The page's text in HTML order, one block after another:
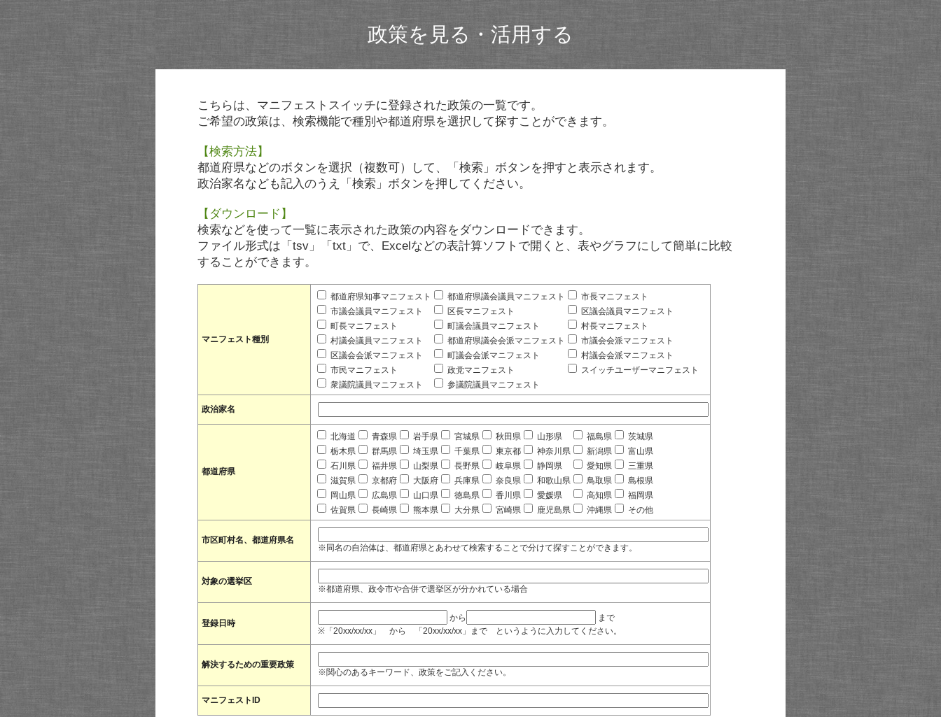
政策を見る・活用する
こちらは、マニフェストスイッチに登録された政策の一覧です。
ご希望の政策は、検索機能で種別や都道府県を選択して探すことができます。
【検索方法】
都道府県などのボタンを選択（複数可）して、「検索」ボタンを押すと表示されます。
政治家名なども記入のうえ「検索」ボタンを押してください。
【ダウンロード】
検索などを使って一覧に表示された政策の内容をダウンロードできます。
ファイル形式は「tsv」「txt」で、Excelなどの表計算ソフトで開くと、表やグラフにして簡単に比較
することができます。
マニフェスト種別
都道府県知事マニフェスト 都道府県議会議員マニフェスト
市長マニフェスト
市議会議員マニフェスト
区長マニフェスト
区議会議員マニフェスト
町長マニフェスト
町議会議員マニフェスト
村長マニフェスト
村議会議員マニフェスト
都道府県議会会派マニフェスト
市議会会派マニフェスト
区議会会派マニフェスト
町議会会派マニフェスト
村議会会派マニフェスト
市民マニフェスト
政党マニフェスト
スイッチユーザーマニフェスト
衆議院議員マニフェスト
参議院議員マニフェスト
政治家名
都道府県
北海道 青森県 岩手県 宮城県 秋田県 山形県 福島県
茨城県
栃木県
群馬県 埼玉県 千葉県 東京都 神奈川県 新潟県
富山県
石川県
福井県 山梨県 長野県 岐阜県 静岡県 愛知県
三重県
滋賀県
京都府 大阪府 兵庫県 奈良県 和歌山県 鳥取県
島根県
岡山県
広島県 山口県 徳島県 香川県 愛媛県 高知県
福岡県
佐賀県
長崎県 熊本県 大分県 宮崎県 鹿児島県 沖縄県 その他
市区町村名、都道府県名
※同名の自治体は、都道府県とあわせて検索することで分けて探すことができます。
対象の選挙区
※都道府県、政令市や合併で選挙区が分かれている場合
登録日時
から
まで
※「20xx/xx/xx」 から 「20xx/xx/xx」まで というように入力してください。
解決するための重要政策
※関心のあるキーワード、政策をご記入ください。
マニフェストID